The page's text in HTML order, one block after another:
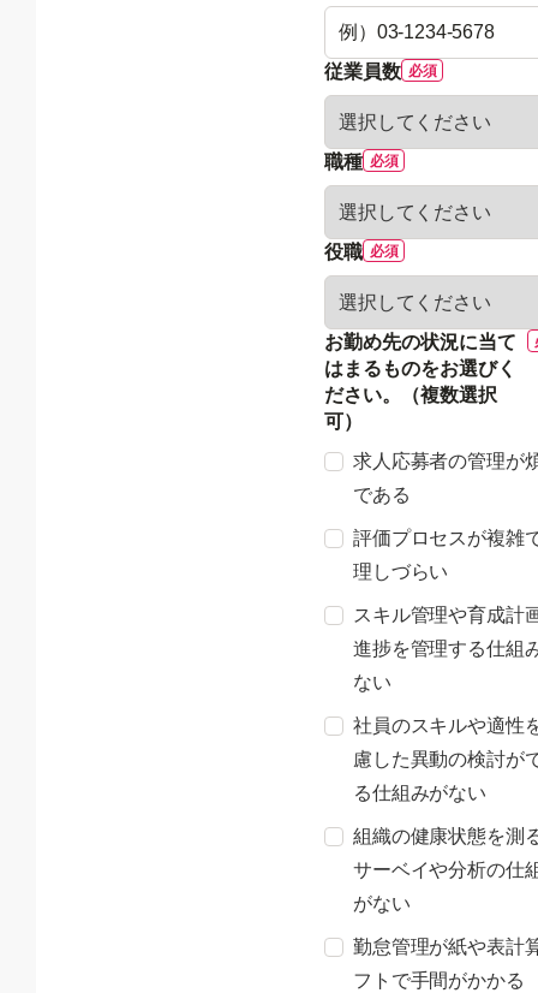
従業員数
職種
役職
お勤め先の状況に当て
はまるものをお選びく
ださい。（複数選択
可）
求人応募者の管理が
である
評価プロセスが複雑
理しづらい
スキル管理や育成計
進捗を管理する仕組
ない
社員のスキルや適性
慮した異動の検討が
る仕組みがない
組織の健康状態を測
サーベイや分析の仕
がない
勤怠管理が紙や表計
フトで手間がかかる